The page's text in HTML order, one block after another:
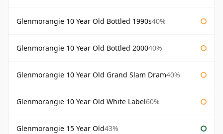
Glenmorangie 10 Year Old Bottled 1990s40%
Glenmorangie 10 Year Old Bottled 200040%
Glenmorangie 10 Year Old Grand Slam Dram40%
Glenmorangie 10 Year Old White Label60%
Glenmorangie 15 Year Old43%